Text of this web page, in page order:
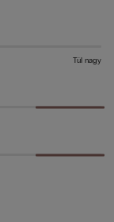
Túl nagy